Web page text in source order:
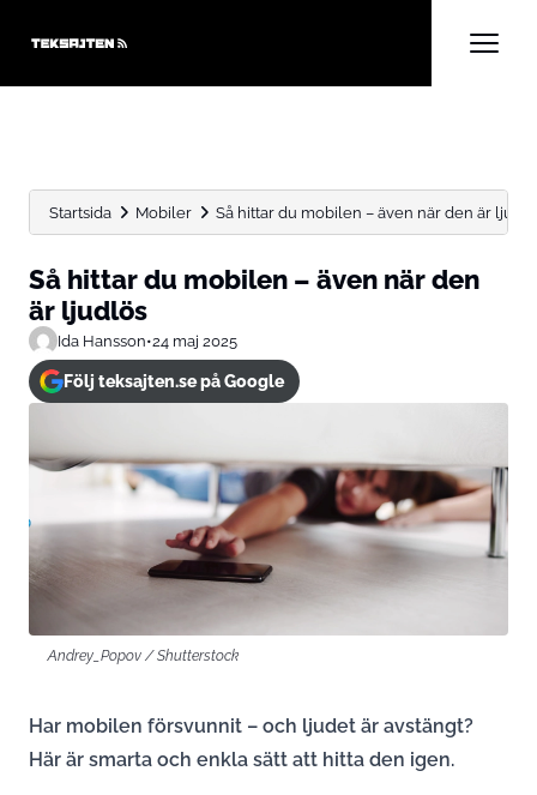
Startsida Mobiler Så hittar du mobilen – även när den är
Så hittar du mobilen – även när den
är ljudlös
Ida Hansson•24 maj 2025
Följ teksajten.se på Google
Andrey_Popov / Shutterstock
Har mobilen försvunnit – och ljudet är avstängt?
Här är smarta och enkla sätt att hitta den igen.